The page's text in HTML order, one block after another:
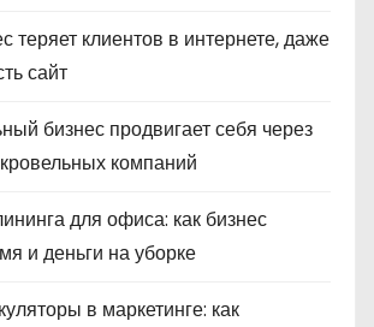
теряет клиентов в интернете, даже
сайт
бизнес продвигает себя через
компаний
для офиса: как бизнес
и деньги на уборке
в маркетинге: как